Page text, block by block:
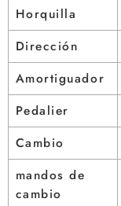
Horquilla
Dirección
Amortiguador
Pedalier
Cambio
mandos de
cambio